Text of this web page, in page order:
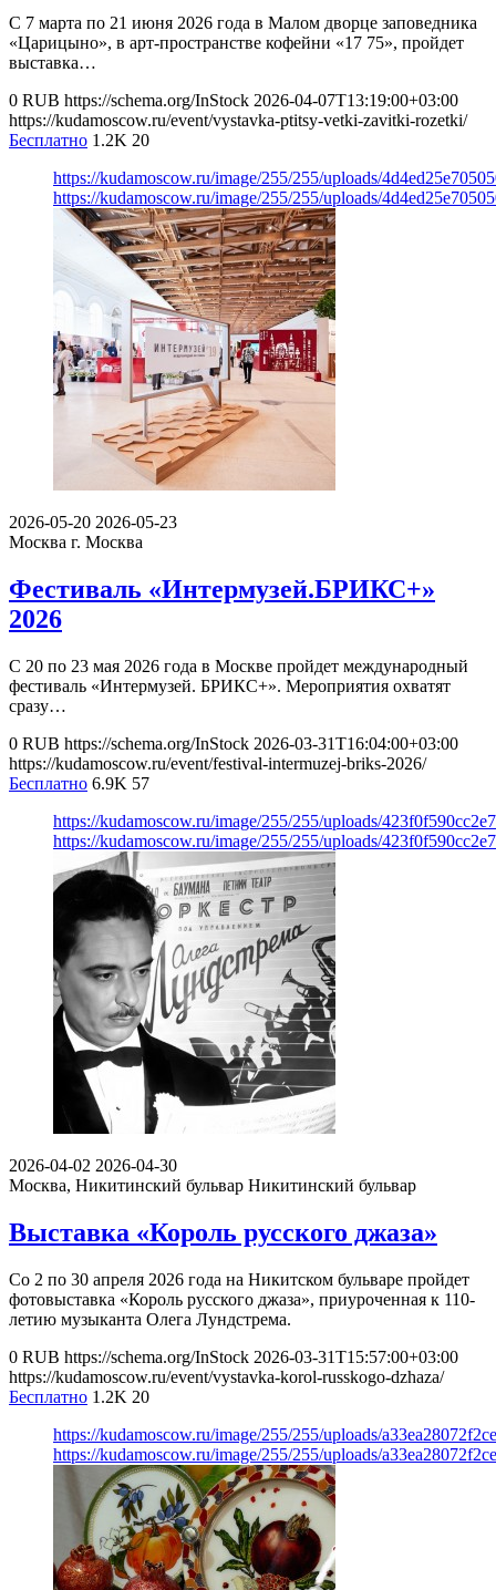
С 7 марта по 21 июня 2026 года в Малом дворце заповедника
«Царицыно», в арт-пространстве кофейни «17 75», пройдет
выставка…
0 RUB https://schema.org/InStock 2026-04-07T13:19:00+03:00
https://kudamoscow.ru/event/vystavka-ptitsy-vetki-zavitki-rozetki/
Бесплатно 1.2K 20
https://kudamoscow.ru/image/255/255/uploads/
https://kudamoscow.ru/image/255/255/uploads/
2026-05-20 2026-05-23
Москва г. Москва
Фестиваль «Интермузей.БРИКС+»
2026
С 20 по 23 мая 2026 года в Москве пройдет международный
фестиваль «Интермузей. БРИКС+». Мероприятия охватят
сразу…
0 RUB https://schema.org/InStock 2026-03-31T16:04:00+03:00
https://kudamoscow.ru/event/festival-intermuzej-briks-2026/
Бесплатно 6.9K 57
https://kudamoscow.ru/image/255/255/uploads/
https://kudamoscow.ru/image/255/255/uploads/
2026-04-02 2026-04-30
Москва, Никитинский бульвар Никитинский бульвар
Выставка «Король русского джаза»
Со 2 по 30 апреля 2026 года на Никитском бульваре пройдет
фотовыставка «Король русского джаза», приуроченная к 110-
летию музыканта Олега Лундстрема.
0 RUB https://schema.org/InStock 2026-03-31T15:57:00+03:00
https://kudamoscow.ru/event/vystavka-korol-russkogo-dzhaza/
Бесплатно 1.2K 20
https://kudamoscow.ru/image/255/255/uploads/
https://kudamoscow.ru/image/255/255/uploads/